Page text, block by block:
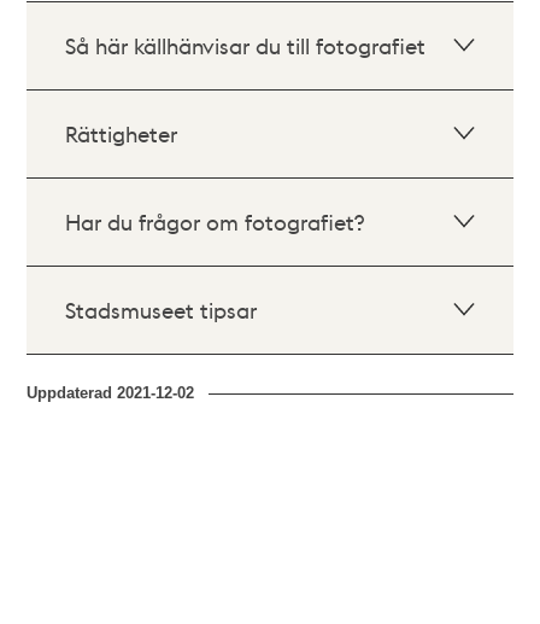
Så här källhänvisar du till fotografiet
Rättigheter
Har du frågor om fotografiet?
Stadsmuseet tipsar
Uppdaterad2021-12-02